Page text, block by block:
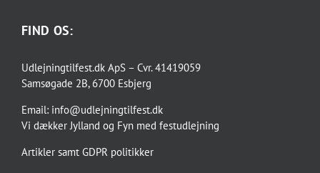
FIND OS:
Udlejningtilfest.dk ApS – Cvr. 41419059
Samsøgade 2B, 6700 Esbjerg
Email: info@udlejningtilfest.dk
Vi dækkerJylland og Fyn med festudlejning
Artikler samt GDPR politikker